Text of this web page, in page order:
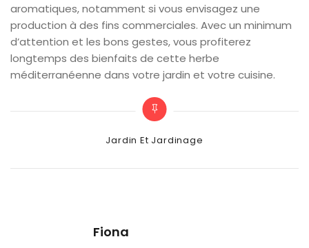
aromatiques, notamment si vous envisagez une
production à des fins commerciales. Avec un minimum
d’attention et les bons gestes, vous profiterez
longtemps des bienfaits de cette herbe
méditerranéenne dans votre jardin et votre cuisine.
Categories
Jardin Et Jardinage
Fiona